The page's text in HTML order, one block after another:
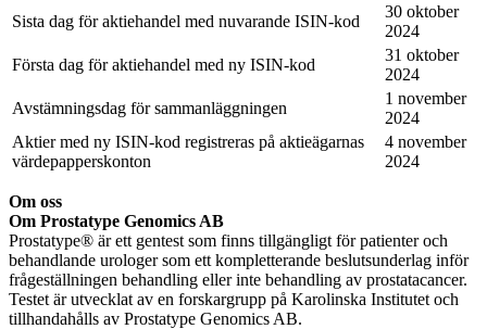
Sista dag för aktiehandel med nuvarande ISIN-kod
30 oktober
2024
Första dag för aktiehandel med ny ISIN-kod
31 oktober
2024
Avstämningsdag för sammanläggningen
1 november
2024
Aktier med ny ISIN-kod registreras på aktieägarnas
värdepapperskonton
4 november
2024
Om oss
Om Prostatype Genomics AB
Prostatype® är ett gentest som finns tillgängligt för patienter och
behandlande urologer som ett kompletterande beslutsunderlag inför
frågeställningen behandling eller inte behandling av prostatacancer.
Testet är utvecklat av en forskargrupp på Karolinska Institutet och
tillhandahålls av Prostatype Genomics AB.